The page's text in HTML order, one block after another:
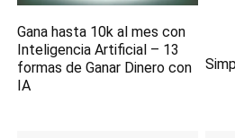
Gana hasta 10k al mes con
Inteligencia Artificial – 13
formas de Ganar Dinero con
IA